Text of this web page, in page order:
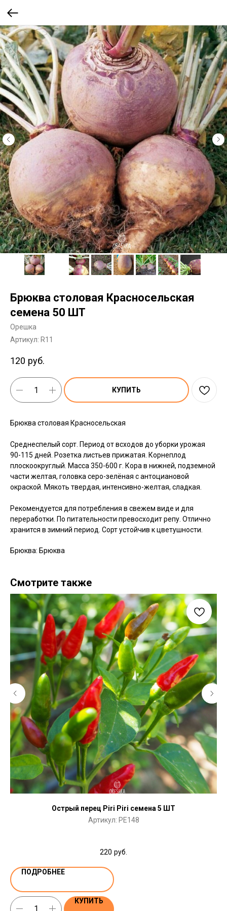
Брюква столовая Красносельская
семена 50 ШТ
Орешка
Артикул: R11
120 руб.
КУПИТЬ
Брюква столовая Красносельская
Среднеспелый сорт. Период от всходов до уборки урожая
90-115 дней. Розетка листьев прижатая. Корнеплод
плоскоокруглый. Масса 350-600 г. Кора в нижней, подземной
части желтая, головка серо-зелёная с антоциановой
окраской. Мякоть твердая, интенсивно-желтая, сладкая.
Рекомендуется для потребления в свежем виде и для
переработки. По питательности превосходит репу. Отлично
хранится в зимний период. Сорт устойчив к цветушности.
Брюква: Брюква
Смотрите также
Острый перец Piri Piri семена 5 ШТ
Артикул: PE148
220 руб.
ПОДРОБНЕЕ
КУПИТЬ